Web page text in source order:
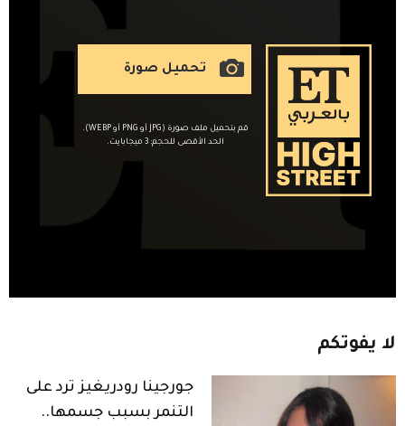
تحميل صورة
قم بتحميل ملف صورة (JPG أو PNG أو WEBP).
الحد الأقصى للحجم: 3 ميجابايت.
لا يفوتكم
جورجينا رودريغيز ترد على
التنمر بسبب جسمها..